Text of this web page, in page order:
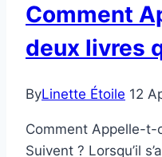
Comment
deux livres
ByLinette Étoile 12
Comment Appelle-t-
Suivent ? Lorsqu’il